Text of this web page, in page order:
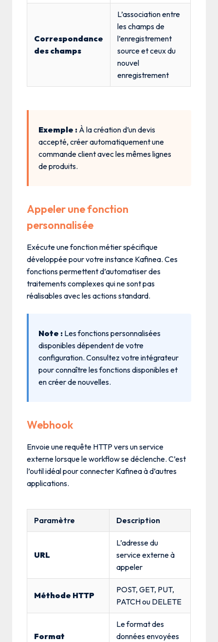
Correspondance
des champs
L’association entre
les champs de
l’enregistrement
source et ceux du
nouvel
enregistrement
Exemple : À la création d’un devis
accepté, créer automatiquement une
commande client avec les mêmes lignes
de produits.
Appeler une fonction
personnalisée
Exécute une fonction métier spécifique
développée pour votre instance Kafinea. Ces
fonctions permettent d’automatiser des
traitements complexes qui ne sont pas
réalisables avec les actions standard.
Note : Les fonctions personnalisées
disponibles dépendent de votre
configuration. Consultez votre intégrateur
pour connaître les fonctions disponibles et
en créer de nouvelles.
Webhook
Envoie une requête HTTP vers un service
externe lorsque le workflow se déclenche. C’est
l’outil idéal pour connecter Kafinea à d’autres
applications.
Paramètre Description
URL
L’adresse du
service externe à
appeler
Méthode HTTP
POST, GET, PUT,
PATCH ou DELETE
Format
Le format des
données envoyées